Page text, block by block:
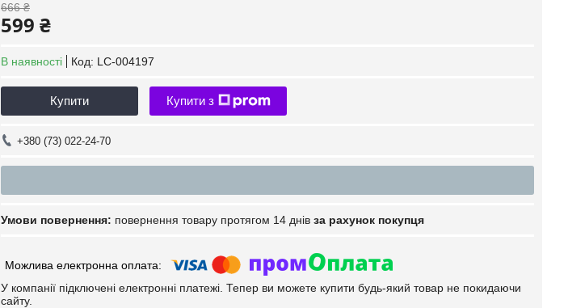
666 ₴
599 ₴
В наявності Код: LC-004197
Купити Купити з
+380 (73) 022-24-70
повернення товару протягом 14 днів за рахунок покупця
У компанії підключені електронні платежі. Тепер ви можете купити будь-який товар не покидаючи
сайту.